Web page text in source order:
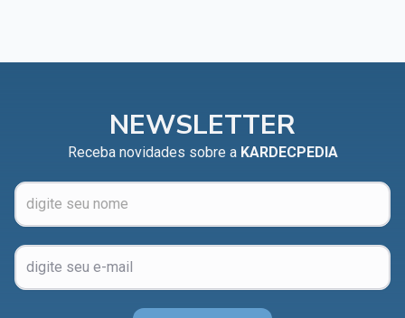
NEWSLETTER
Receba novidades sobre a KARDECPEDIA